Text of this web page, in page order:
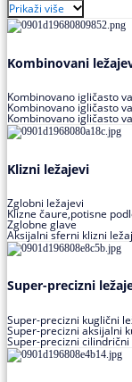
Prikaži više
Kombinovani
Kombinovano igličasto
Kombinovano igličasto
Kombinovano igličasto
Klizni ležajevi
Zglobni ležajevi
Klizne čaure,potisne
Zglobne glave
Aksijalni sferni klizni
Super-precizni
Super-precizni kuglični
Super-precizni aksijalni
Super-precizni